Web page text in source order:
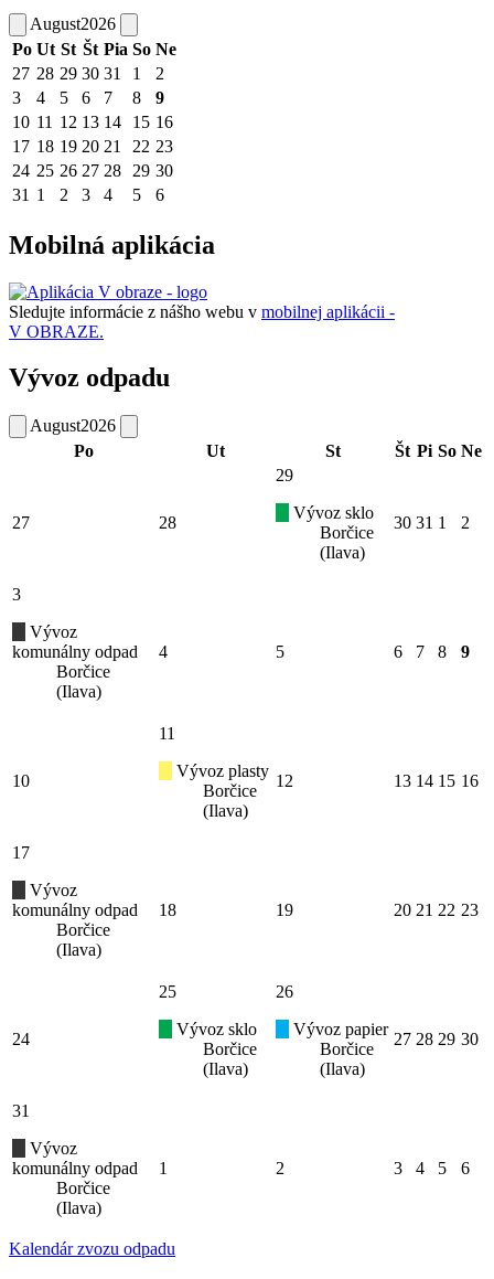
August2026
Po Ut St Št Pia So Ne
27 28 29 30 31 1
2
3
4 5 6 7 8
9
10 11 12 13 14 15 16
17 18 19 20 21 22 23
24 25 26 27 28 29 30
31 1 2 3 4 5 6
Mobilná aplikácia
Sledujte informácie z nášho webu v mobilnej aplikácii -
V OBRAZE.
Vývoz odpadu
August2026
Po
Ut St Št Pi So Ne
27 28
29
Vývoz sklo
Borčice
(Ilava)
30 31 1 2
3
Vývoz
komunálny odpad
Borčice
(Ilava)
4 5 6 7 8 9
10
11
Vývoz plasty
Borčice
(Ilava)
12 13 14 15 16
17
Vývoz
komunálny odpad
Borčice
(Ilava)
18 19 20 21 22 23
24
25
Vývoz sklo
Borčice
(Ilava)
26
Vývoz papier
Borčice
(Ilava)
27 28 29 30
31
Vývoz
komunálny odpad
Borčice
(Ilava)
1 2 3 4 5 6
Kalendár zvozu odpadu